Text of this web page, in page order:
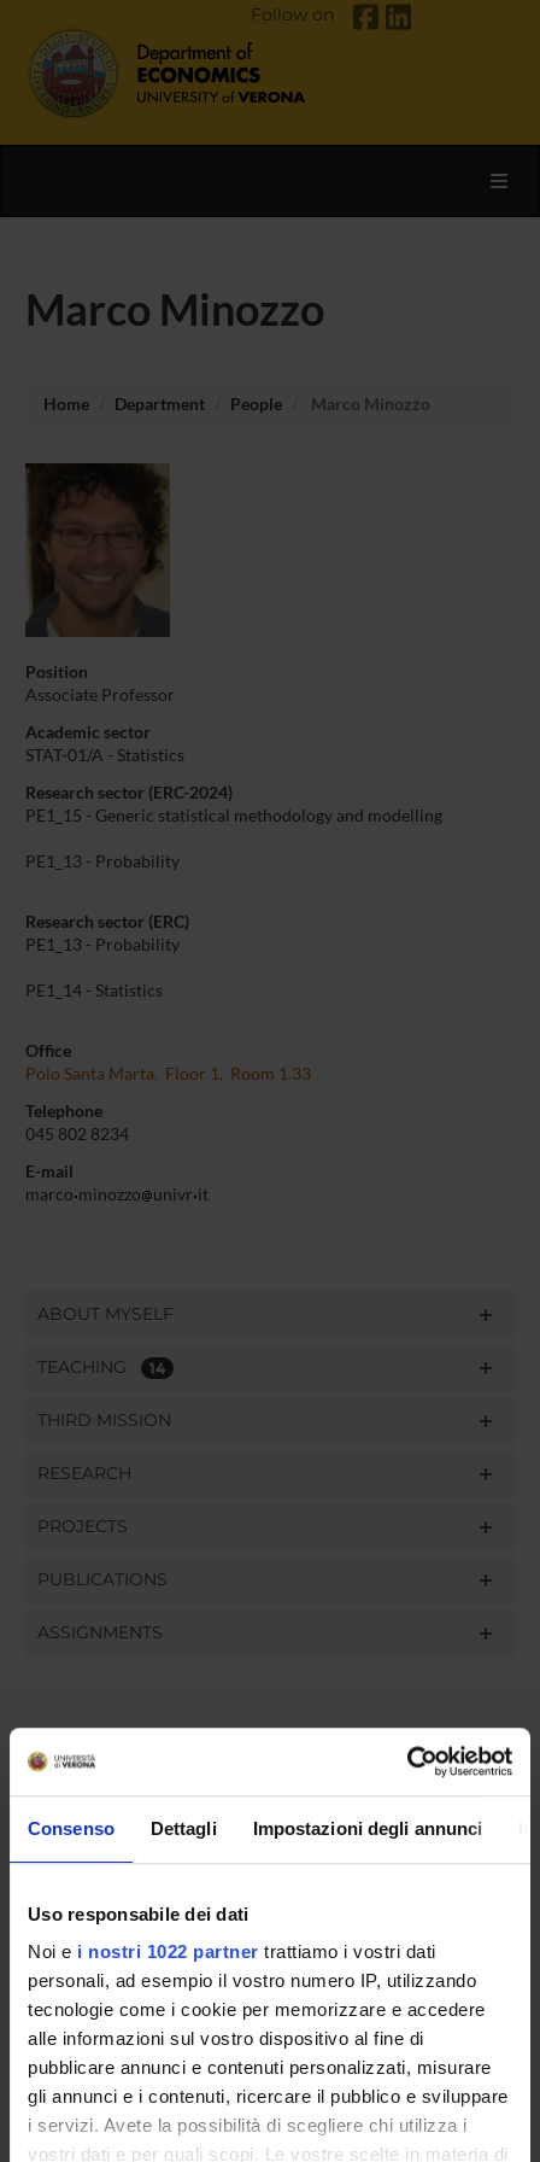
Consenso Dettagli Impostazioni degli annunci
Uso responsabile dei dati
Noi e i nostri 1022 partner trattiamo i vostri dati
personali, ad esempio il vostro numero IP, utilizzando
tecnologie come i cookie per memorizzare e accedere
alle informazioni sul vostro dispositivo al fine di
pubblicare annunci e contenuti personalizzati, misurare
gli annunci e i contenuti, ricercare il pubblico e sviluppare
i servizi. Avete la possibilità di scegliere chi utilizza i
vostri dati e per quali scopi. Le vostre scelte in materia di
Follow on
Marco Minozzo
Home Department People Marco Minozzo
Position
Associate Professor
Academic sector
STAT-01/A - Statistics
Research sector (ERC-2024)
PE1_15 - Generic statistical methodology and modelling
PE1_13 - Probability
Research sector (ERC)
PE1_13 - Probability
PE1_14 - Statistics
Office
Polo Santa Marta, Floor 1, Room 1.33
Telephone
045 802 8234
E-mail
marco minozzo univr it
ABOUT MYSELF
TEACHING 14
THIRD MISSION
RESEARCH
PROJECTS
PUBLICATIONS
ASSIGNMENTS
ORGANISATION
COMMITTEES
DEPARTMENT ADMINISTRATION OFFICES
STUDENT ADMINISTRATION OFFICES
DEPARTMENT FACILITIES
RESEARCH LABORATORIES
RESEARCH CENTRES